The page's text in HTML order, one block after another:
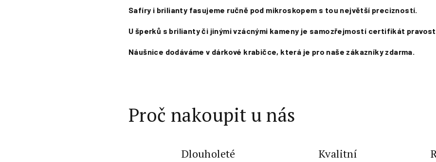
Safíry i brilianty fasujeme ručně pod mikroskopem s tou největší precizností.
U šperků s brilianty či jinými vzácnými kameny je samozřejmostí certifikát
Náušnice dodáváme v dárkové krabičce, která je pro naše zákazníky zdarma.
Proč nakoupit u nás
Dlouholeté
Kvalitní